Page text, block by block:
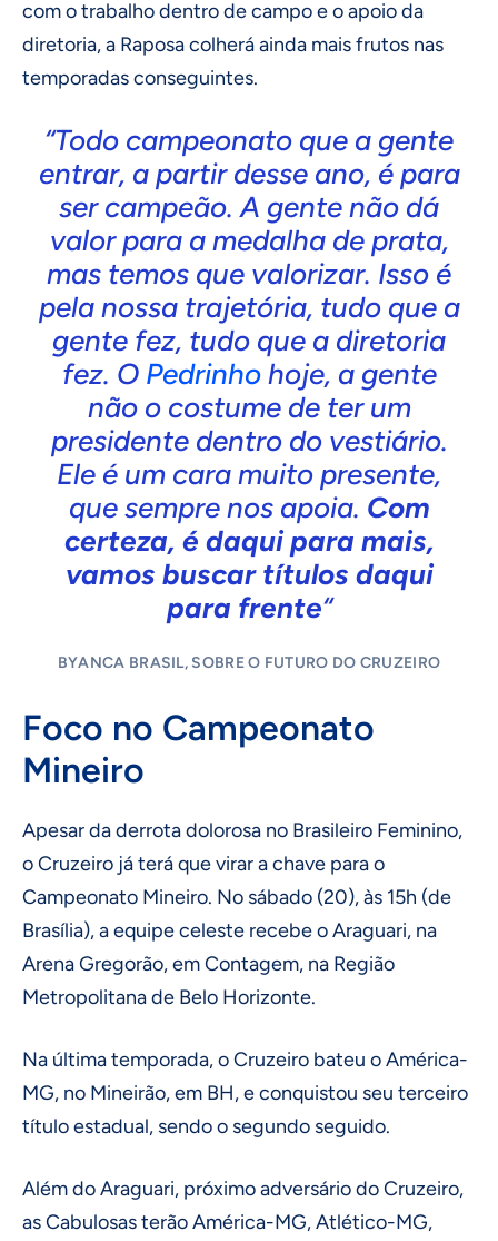
com o trabalho dentro de campo e o apoio da
diretoria, a Raposa colherá ainda mais frutos nas
temporadas conseguintes.
“Todo campeonato que a gente
entrar, a partir desse ano, é para
ser campeão. A gente não dá
valor para a medalha de prata,
mas temos que valorizar. Isso é
pela nossa trajetória, tudo que a
gente fez, tudo que a diretoria
fez. O Pedrinhohoje, a gente
não o costume de ter um
presidente dentro do vestiário.
Ele é um cara muito presente,
que sempre nos apoia. Com
certeza, é daqui para mais,
vamos buscar títulos daqui
para frente“
BYANCA BRASIL, SOBRE O FUTURO DO CRUZEIRO
Foco no Campeonato
Mineiro
Apesar da derrota dolorosa no Brasileiro Feminino,
o Cruzeiro já terá que virar a chave para o
Campeonato Mineiro. No sábado (20), às 15h (de
Brasília), a equipe celeste recebe o Araguari, na
Arena Gregorão, em Contagem, na Região
Metropolitana de Belo Horizonte.
Na última temporada, o Cruzeiro bateu o América-
MG, no Mineirão, em BH, e conquistou seu terceiro
título estadual, sendo o segundo seguido.
Além do Araguari, próximo adversário do Cruzeiro,
as Cabulosas terão América-MG, Atlético-MG,